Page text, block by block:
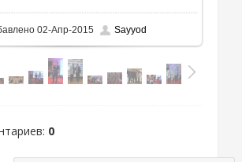
02-Апр-2015 Sayyod
: 0